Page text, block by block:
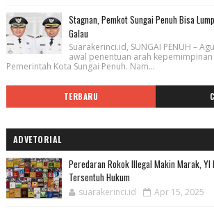
Stagnan, Pemkot Sungai Penuh Bisa
Galau
Suarakerinci.id, SUNGAI PENUH –
awal penentuan arah
Pemerintah Kota Sungai Penuh. Nam...
TERBARU
ADVETORIAL
Peredaran Rokok Illegal Makin Marak, YI
Tersentuh Hukum
suarakerinci.id Apr 15, 2025